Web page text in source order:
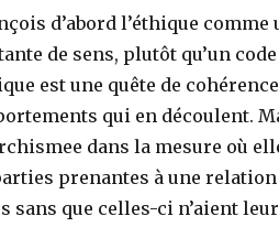
d’abord l’éthique
de sens, plutôt qu’un
est une quête de
qui en découlent.
dans la mesure où
prenantes à une
sans que celles-ci n’aient